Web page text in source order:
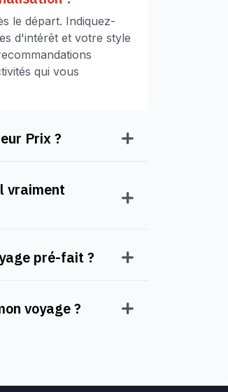
le départ. Indiquez-
d'intérêt et votre style
qui vous
Prix ?
vraiment
pré-fait ?
voyage ?